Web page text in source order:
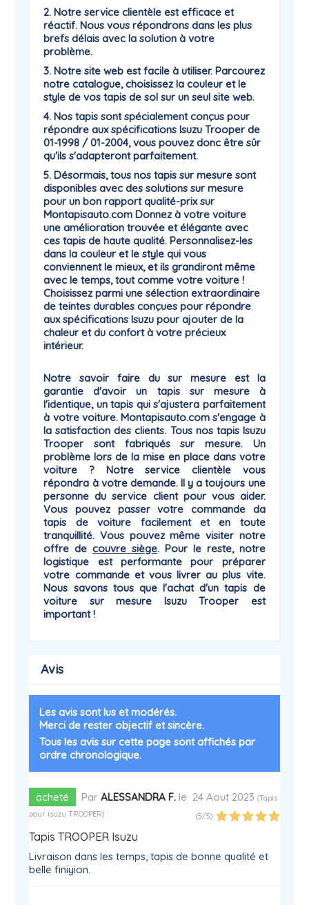
2. Notre service clientèle est efficace et
réactif. Nous vous répondrons dans les plus
brefs délais avec la solution à votre
problème.
3. Notre site web est facile à utiliser. Parcourez
notre catalogue, choisissez la couleur et le
style de vos tapis de sol sur un seul site web.
4. Nos tapis sont spécialement conçus pour
répondre aux spécifications Isuzu Trooper de
01-1998 / 01-2004, vous pouvez donc être sûr
qu'ils s'adapteront parfaitement.
5. Désormais, tous nos tapis sur mesure sont
disponibles avec des solutions sur mesure
pour un bon rapport qualité-prix sur
Montapisauto.com Donnez à votre voiture
une amélioration trouvée et élégante avec
ces tapis de haute qualité. Personnalisez-les
dans la couleur et le style qui vous
conviennent le mieux, et ils grandiront même
avec le temps, tout comme votre voiture !
Choisissez parmi une sélection extraordinaire
de teintes durables conçues pour répondre
aux spécifications Isuzu pour ajouter de la
chaleur et du confort à votre précieux
intérieur.
Notre savoir faire du sur mesure est la
garantie d'avoir un tapis sur mesure à
l'identique, un tapis quis'ajustera parfaitement
à votre voiture. Montapisauto.com s'engage à
la satisfaction des clients. Tous nos tapis Isuzu
Trooper sont fabriqués sur mesure. Un
problème lors de la mise en place dans votre
voiture ? Notre service clientèle vous
répondra à votre demande. Il y a toujours une
personne duservice clientpour vous aider.
Vous pouvez passer votre commande da
tapis de voiture facilement et en toute
tranquillité. Vous pouvez même visiter notre
offre decouvre siège. Pour le reste, notre
logistique est performante pour préparer
votre commande et vous livrer au plus vite.
Nous savons tous que l'achat d'un tapis de
voiture sur mesure Isuzu
Trooper est
important !
Avis
Les avis sont lus et modérés.
Merci de rester objectif et sincère.
Tous les avis sur cette page sont affichés par
ordre chronologique.
acheté ParALESSANDRA F. le 24 Aout 2023(Tapis
pour Isuzu TROOPER) : (5/5)
Tapis TROOPER Isuzu
Livraison dans les temps, tapis de bonne qualité et
belle finiyion.